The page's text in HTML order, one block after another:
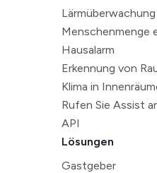
Lärmüberwachung
Menschenmenge
Hausalarm
Erkennung von
Klima in
Rufen Sie Assist
API
Lösungen
Gastgeber